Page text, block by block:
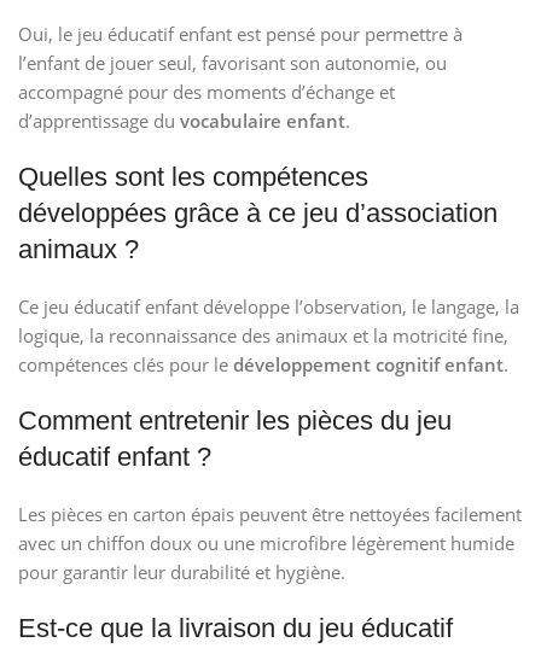
Oui, le jeu éducatif enfant est pensé pour permettre à
l’enfant de jouer seul, favorisant son autonomie, ou
accompagné pour des moments d’échange et
d’apprentissage du vocabulaire enfant.
Quelles sont les compétences
développées grâce à ce jeu d’association
animaux ?
Ce jeu éducatif enfant développe l’observation, le langage, la
logique, la reconnaissance des animaux et la motricité fine,
compétences clés pour le développement cognitif enfant.
Comment entretenir les pièces du jeu
éducatif enfant ?
Les pièces en carton épais peuvent être nettoyées facilement
avec un chiffon doux ou une microfibre légèrement humide
pour garantir leur durabilité et hygiène.
Est-ce que la livraison du jeu éducatif